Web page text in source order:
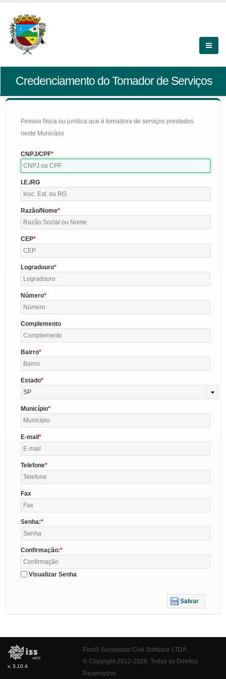
Credenciamento do Tomador de Serviços
Pessoa física ou jurídica que é tomadora de serviços prestados
neste Município
CNPJ/CPF
I.E./RG
Razão/Nome
CEP
Logradouro
Número
Complemento
Bairro
Estado
SP
Município
E-mail
Telefone
Fax
Senha:
Confirmação:
Visualizar Senha
Salvar
v. 3.10.4
Fiorilli Sociedade Civil Software LTDA
© Copyright 2012-2026. Todos os Direitos
Reservados.